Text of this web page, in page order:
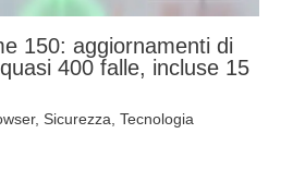
150: aggiornamenti di
400 falle, incluse 15
, Sicurezza, Tecnologia